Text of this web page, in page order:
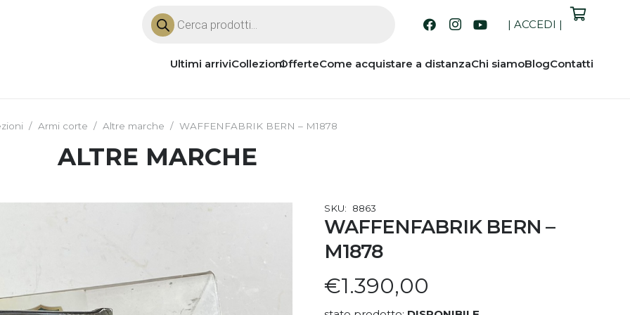
Products
search
| ACCEDI |
Ultimi arriviCollezioniOfferteCome acquistare a distanzaChi siamoBlogContatti
/ Armi corte / Altre marche / WAFFENFABRIK BERN – M1878
ALTRE MARCHE
SKU: 8863
WAFFENFABRIK BERN –
M1878
€1.390,00